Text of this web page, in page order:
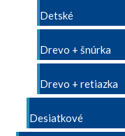
Detské
Drevo + šnúrka
Drevo + retiazka
Desiatkové